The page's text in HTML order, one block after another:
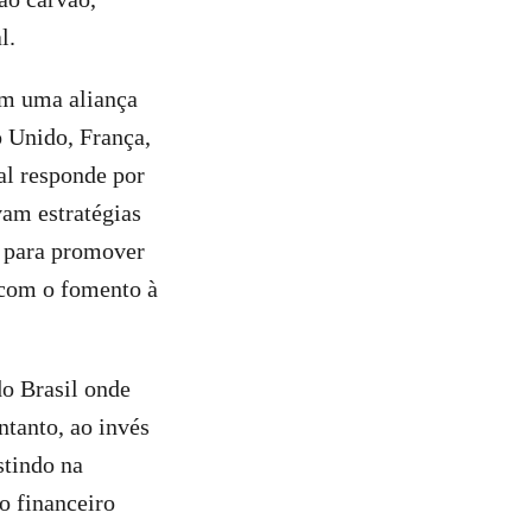
uma aliança
Unido, França,
responde por
estratégias
promover
o fomento à
Brasil onde
ao invés
na
financeiro